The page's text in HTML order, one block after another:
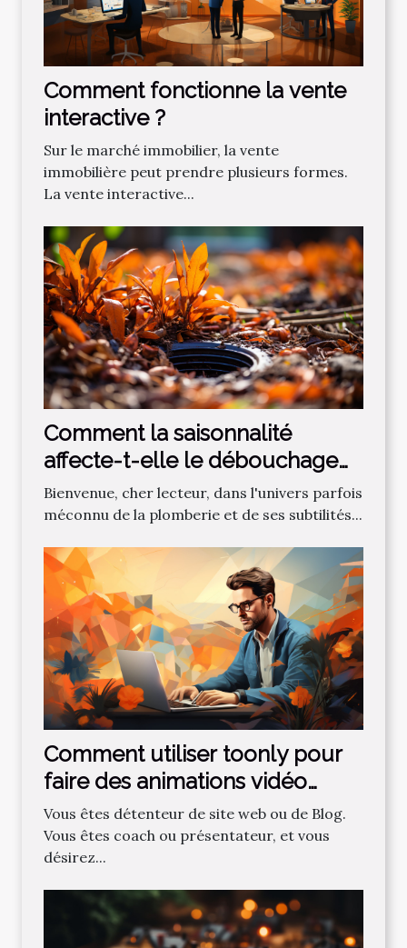
Comment fonctionne la vente
interactive ?
Sur le marché immobilier, la vente
immobilière peut prendre plusieurs formes.
La vente interactive...
Comment la saisonnalité
affecte-t-elle le débouchage
des canalisations?
Bienvenue, cher lecteur, dans l'univers parfois
méconnu de la plomberie et de ses subtilités...
Comment utiliser toonly pour
faire des animations vidéo
professionnelles ?
Vous êtes détenteur de site web ou de Blog.
Vous êtes coach ou présentateur, et vous
désirez...